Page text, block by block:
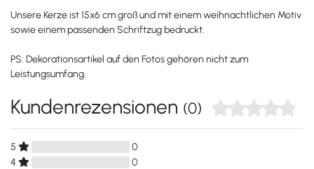
Unsere Kerze ist 15x6 cm groß und mit einem weihnachtlichen Motiv
sowie einem passenden Schriftzug bedruckt.
PS: Dekorationsartikel auf den Fotos gehören nicht zum
Leistungsumfang.
Kundenrezensionen (0)
5
0
4
0